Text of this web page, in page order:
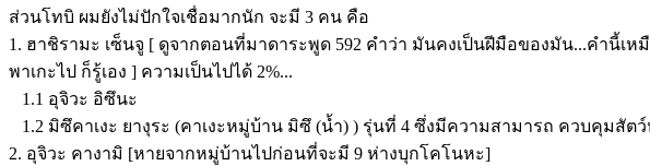
ส่วนโทบิ ผมยังไม่ปักใจเชื่อมากนัก จะมี 3 คน คือ
1. ฮาชิรามะ เซ็นจู [ ดูจากตอนที่มาดาระพูด 592 คำว่า มันคงเป็นฝีมือของมัน...คำนี้
พาเกะไป ก็รู้เอง ] ความเป็นไปได้ 2%...
1.1 อุจิวะ อิซึนะ
1.2 มิซึคาเงะ ยางุระ (คาเงะหมู่บ้าน มิซึ (น้ำ) ) รุ่นที่ 4 ซึ่งมีความสามารถ ควบคุมสัตว์
2. อุจิวะ คางามิ [หายจากหมู่บ้านไปก่อนที่จะมี 9 ห่างบุกโคโนหะ]